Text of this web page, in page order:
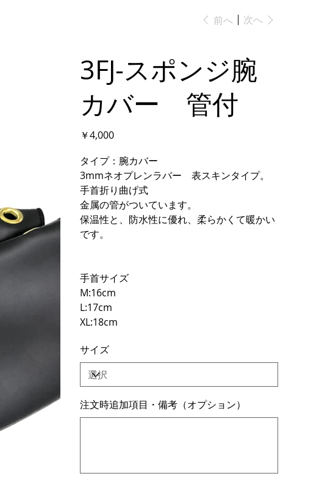
前へ 次へ
3FJ-スポンジ腕
カバー 管付
価
格
￥4,000
タイプ：腕カバー
3mmネオプレンラバー 表スキンタイプ。
手首折り曲げ式
金属の管がついています。
保温性と、防水性に優れ、柔らかくて暖かい
です。
手首サイズ
M:16cm
L:17cm
XL:18cm
サイズ
注文時追加項目・備考（オプション）
入